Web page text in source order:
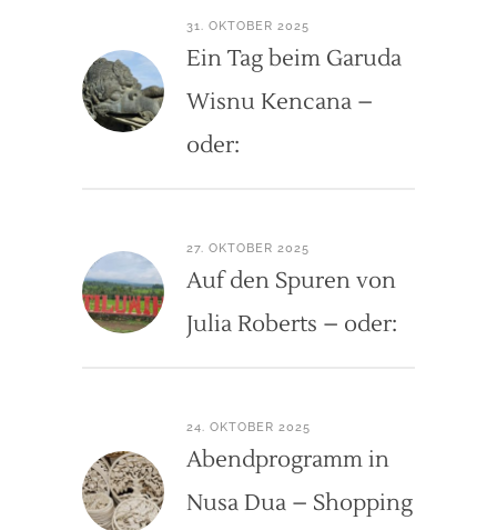
31. OKTOBER 2025
Ein Tag beim Garuda
Wisnu Kencana –
oder:
27. OKTOBER 2025
Auf den Spuren von
Julia Roberts – oder:
24. OKTOBER 2025
Abendprogramm in
Nusa Dua – Shopping